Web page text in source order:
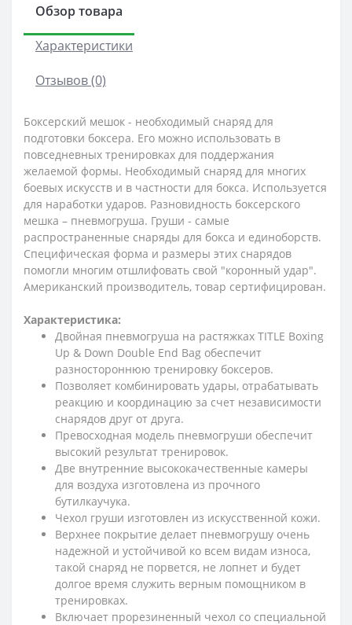
Обзор товара
Характеристики
Отзывов (0)
Боксерский мешок - необходимый снаряд для
подготовки боксера. Его можно использовать в
повседневных тренировках для поддержания
желаемой формы. Необходимый снаряд для многих
боевых искусств и в частности для бокса. Используется
для наработки ударов. Разновидность боксерского
мешка – пневмогруша. Груши - самые
распространенные снаряды для бокса и единоборств.
Специфическая форма и размеры этих снарядов
помогли многим отшлифовать свой "коронный удар".
Американский производитель, товар сертифицирован.
Характеристика:
Двойная пневмогруша на растяжках TITLE Boxing
Up & Down Double End Bag обеспечит
разностороннюю тренировку боксеров.
Позволяет комбинировать удары, отрабатывать
реакцию и координацию за счет независимости
снарядов друг от друга.
Превосходная модель пневмогруши обеспечит
высокий результат тренировок.
Две внутренние высококачественные камеры
для воздуха изготовлена из прочного
бутилкаучука.
Чехол груши изготовлен из искусственной кожи.
Верхнее покрытие делает пневмогрушу очень
надежной и устойчивой ко всем видам износа,
такой снаряд не порвется, не лопнет и будет
долгое время служить верным помощником в
тренировках.
Включает прорезиненный чехол со специальной